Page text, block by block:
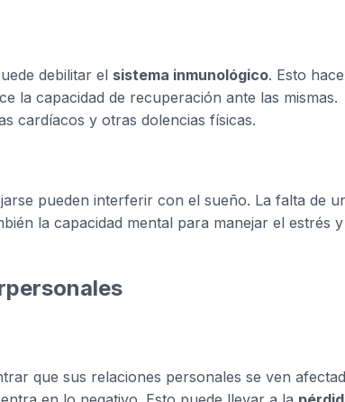
debilitar el sistema inmunológico. Esto hace
la capacidad de recuperación ante las mismas.
cardíacos y otras dolencias físicas.
pueden interferir con el sueño. La falta de
la capacidad mental para manejar el estrés
que sus relaciones personales se ven